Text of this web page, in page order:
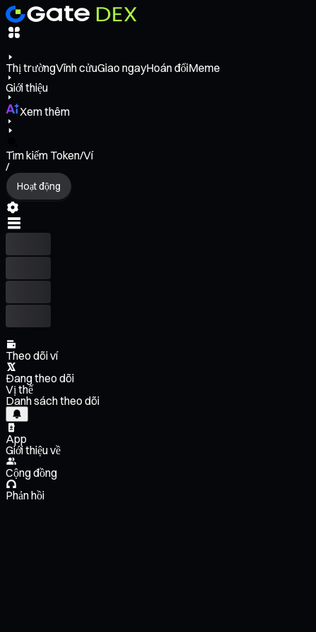
Thị trườngVĩnh cửuGiao ngayHoán đổiMeme
Giới thiệu
Xem thêm
Tìm kiếm Token/Ví
/
Hoạt động
Theo dõi ví
Đang theo dõi
Vị thế
Danh sách theo dõi
App
Giới thiệu về
Cộng đồng
Phản hồi